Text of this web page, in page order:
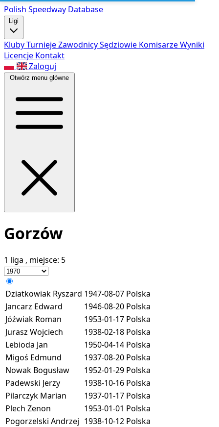
Polish Speedway Database
Ligi
KlubyTurniejeZawodnicySędziowie KomisarzeWyniki
Licencje Kontakt
Zaloguj
Otwórz menu główne
Gorzów
1 liga , miejsce: 5
Dziatkowiak Ryszard 1947-08-07 Polska
Jancarz Edward
1946-08-20 Polska
Jóźwiak Roman
1953-01-17 Polska
Jurasz Wojciech
1938-02-18 Polska
Lebioda Jan
1950-04-14 Polska
Migoś Edmund
1937-08-20 Polska
Nowak Bogusław
1952-01-29 Polska
Padewski Jerzy
1938-10-16 Polska
Pilarczyk Marian
1937-01-17 Polska
Plech Zenon
1953-01-01 Polska
Pogorzelski Andrzej 1938-10-12 Polska